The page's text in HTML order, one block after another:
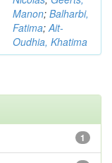
Manon; Balharbi,
Fatima;Ait-
Oudhia, Khatima
1